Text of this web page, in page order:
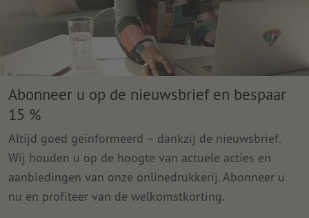
Abonneer u op de nieuwsbrief en bespaar
15 %
Altijd goed geïnformeerd – dankzij de nieuwsbrief.
Wij houden u op de hoogte van actuele acties en
aanbiedingen van onze onlinedrukkerij. Abonneer u
nu en profiteer van de welkomstkorting.